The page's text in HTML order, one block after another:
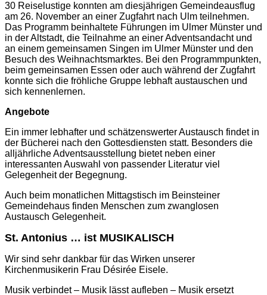
30 Reiselustige konnten am diesjährigen Gemeindeausflug
am 26. November an einer Zugfahrt nach Ulm teilnehmen.
Das Programm beinhaltete Führungen im Ulmer Münster und
in der Altstadt, die Teilnahme an einer Adventsandacht und
an einem gemeinsamen Singen im Ulmer Münster und den
Besuch des Weihnachtsmarktes. Bei den Programmpunkten,
beim gemeinsamen Essen oder auch während der Zugfahrt
konnte sich die fröhliche Gruppe lebhaft austauschen und
sich kennenlernen.
Angebote
Ein immer lebhafter und schätzenswerter Austausch findet in
der Bücherei nach den Gottesdiensten statt. Besonders die
alljährliche Adventsausstellung bietet neben einer
interessanten Auswahl von passender Literatur viel
Gelegenheit der Begegnung.
Auch beim monatlichen Mittagstisch im Beinsteiner
Gemeindehaus finden Menschen zum zwanglosen
Austausch Gelegenheit.
St. Antonius … ist MUSIKALISCH
Wir sind sehr dankbar für das Wirken unserer
Kirchenmusikerin Frau Désirée Eisele.
Musik verbindet – Musik lässt aufleben – Musik ersetzt